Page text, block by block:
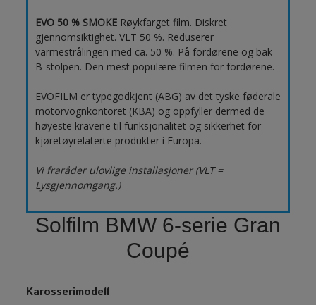
EVO 50 % SMOKE Røykfarget film. Diskret
gjennomsiktighet. VLT 50 %. Reduserer
varmestrålingen med ca. 50 %. På fordørene og bak
B-stolpen. Den mest populære filmen for fordørene.
EVOFILM er typegodkjent (ABG) av det tyske føderale
motorvognkontoret (KBA) og oppfyller dermed de
høyeste kravene til funksjonalitet og sikkerhet for
kjøretøyrelaterte produkter i Europa.
Vi fraråder ulovlige installasjoner (VLT =
Lysgjennomgang.)
Solfilm BMW 6-serie Gran
Coupé
Karosserimodell